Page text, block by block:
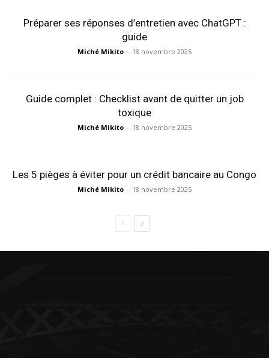
Préparer ses réponses d’entretien avec ChatGPT :
guide
Miché Mikito - 18 novembre 2025
Guide complet : Checklist avant de quitter un job
toxique
Miché Mikito - 18 novembre 2025
Les 5 pièges à éviter pour un crédit bancaire au Congo
Miché Mikito - 18 novembre 2025